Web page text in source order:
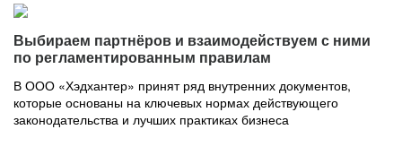
Выбираем партнёров и взаимодействуем с ними
по регламентированным правилам
В ООО «Хэдхантер» принят ряд внутренних документов,
которые основаны на ключевых нормах действующего
законодательства и лучших практиках бизнеса